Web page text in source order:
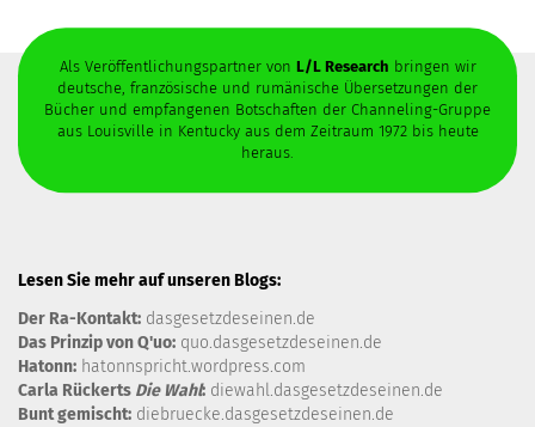
Als Veröffentlichungspartner von L/L Research bringen wir
deutsche, französische und rumänische Übersetzungen der
Bücher und empfangenen Botschaften der Channeling-Gruppe
aus Louisville in Kentucky aus dem Zeitraum 1972 bis heute
heraus.
Lesen Sie mehr auf unseren Blogs:
Der Ra-Kontakt: dasgesetzdeseinen.de
Das Prinzip von Q'uo: quo.dasgesetzdeseinen.de
Hatonn: hatonnspricht.wordpress.com
Carla Rückerts Die Wahl: diewahl.d​asgesetzdeseinen.de
Bunt gemischt: diebruecke.dasgesetzdeseinen.de